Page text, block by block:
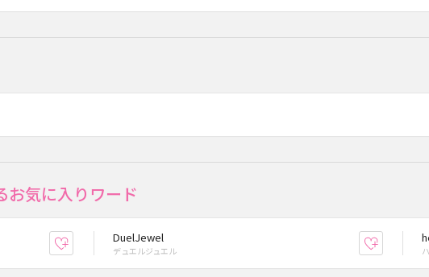
お気に入りワード
お気に入り登録
DuelJewel
デュエルジュエル お気に